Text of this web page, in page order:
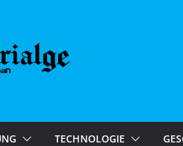
TECHNOLOGIE